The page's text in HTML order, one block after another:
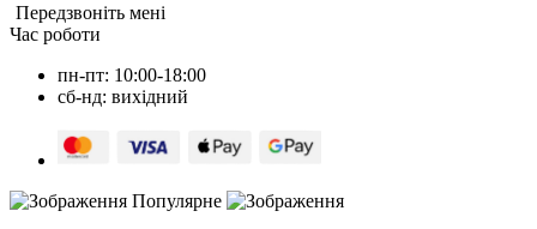
Передзвоніть мені
Час роботи
пн-пт: 10:00-18:00
сб-нд: вихідний
Популярне